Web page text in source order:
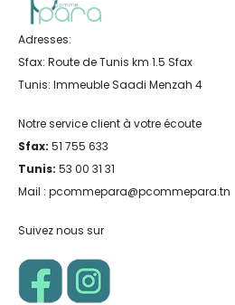
Adresses:
Sfax: Route de Tunis km 1.5 Sfax
Tunis: Immeuble Saadi Menzah 4
Notre service client à votre écoute
Sfax: 51 755 633
Tunis: 53 00 31 31
Mail : pcommepara@pcommepara.tn
Suivez nous sur